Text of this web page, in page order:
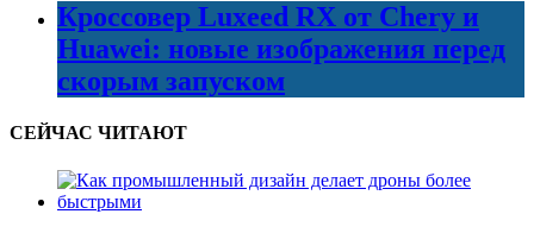
Кроссовер Luxeed RX от Chery и
Huawei: новые изображения перед
скорым запуском
СЕЙЧАС ЧИТАЮТ